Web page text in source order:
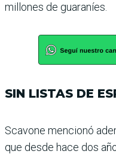
millo­nes de guaraníes.
SIN LISTAS DE
Scavone mencionó
que desde hace dos